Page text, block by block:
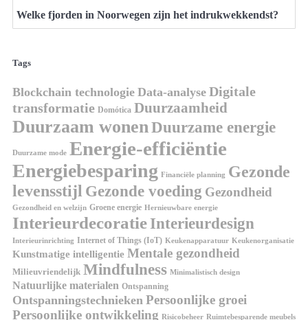
Welke fjorden in Noorwegen zijn het indrukwekkendst?
Tags
Blockchain technologie Data-analyse Digitale
transformatie Domótica Duurzaamheid
Duurzaam wonenDuurzame energie
Duurzame mode Energie-efficiëntie
Energiebesparing Financiële planning Gezonde
levensstijl Gezonde voeding Gezondheid
Gezondheid en welzijn Groene energie Hernieuwbare energie
InterieurdecoratieInterieurdesign
Interieurinrichting Internet of Things (IoT) Keukenapparatuur Keukenorganisatie
Kunstmatige intelligentie Mentale gezondheid
Milieuvriendelijk Mindfulness Minimalistisch design
Natuurlijke materialen Ontspanning
Ontspanningstechnieken Persoonlijke groei
Persoonlijke ontwikkeling Risicobeheer Ruimtebesparende meubels